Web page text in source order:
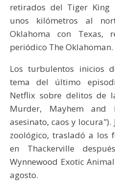
retirados del Tiger King
unos kilómetros al
Oklahoma con Texas,
periódico The Oklahoman.
Los turbulentos inicios
tema del último
Netflix sobre delitos de
Murder, Mayhem and
asesinato, caos y locura").
zoológico, trasladó a los
en Thackerville
Wynnewood Exotic
agosto.